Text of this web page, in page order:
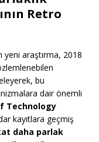
Retro
yeni araştırma, 2018
bu
dair önemli
Technology
kayıtlara geçmiş
daha parlak